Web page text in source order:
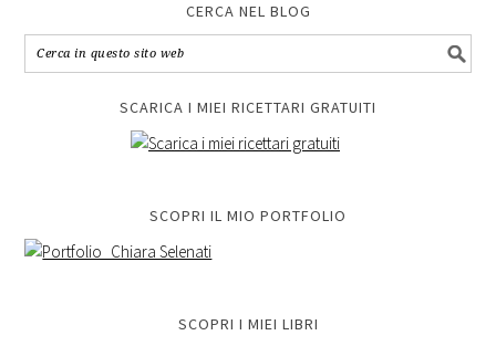
CERCA NEL BLOG
SCARICA I MIEI RICETTARI GRATUITI
SCOPRI IL MIO PORTFOLIO
SCOPRI I MIEI LIBRI